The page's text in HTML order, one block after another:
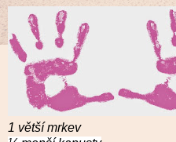
1 větší mrkev